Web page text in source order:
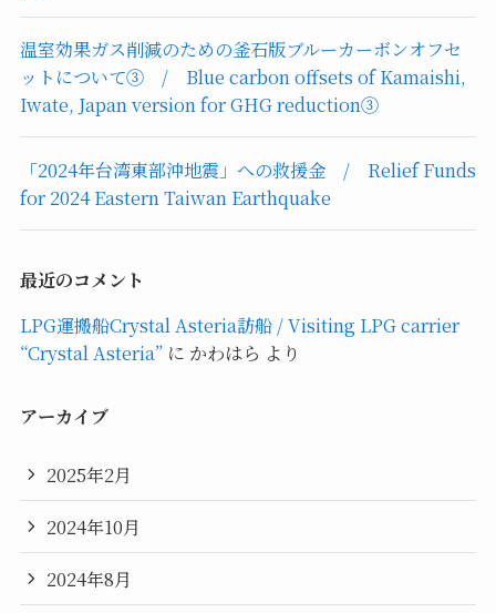
温室効果ガス削減のための釜石版ブルーカーボンオフセ
ットについて③ / Blue carbon offsets of Kamaishi,
Iwate, Japan version for GHG reduction③
「2024年台湾東部沖地震」への救援金 / Relief Funds
for 2024 Eastern Taiwan Earthquake
最近のコメント
LPG運搬船Crystal Asteria訪船 / Visiting LPG carrier
“Crystal Asteria”に かわはら より
アーカイブ
2025年2月
2024年10月
2024年8月